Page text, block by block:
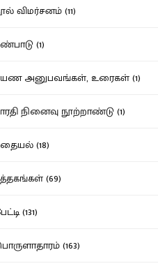
விமர்சனம் (11)
(1)
அனுபவங்கள், உரைகள் (1)
நினைவு நூற்றாண்டு (1)
(18)
(69)
(131)
(163)